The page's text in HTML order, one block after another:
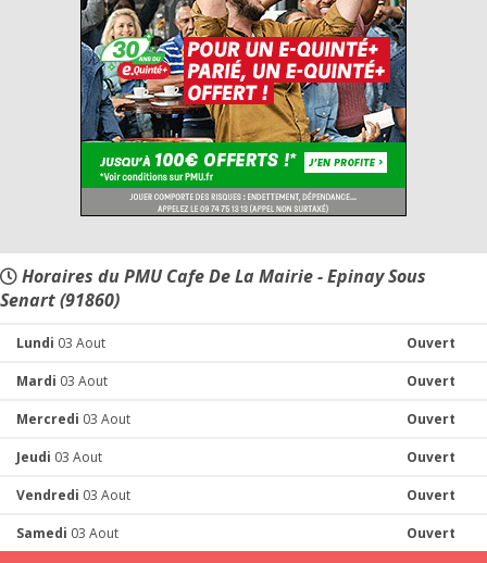
Horaires du PMU Cafe De La Mairie - Epinay Sous
Senart (91860)
Lundi 03 Aout Ouvert
Mardi 03 Aout Ouvert
Mercredi 03 Aout Ouvert
Jeudi 03 Aout Ouvert
Vendredi 03 Aout Ouvert
Samedi 03 Aout Ouvert